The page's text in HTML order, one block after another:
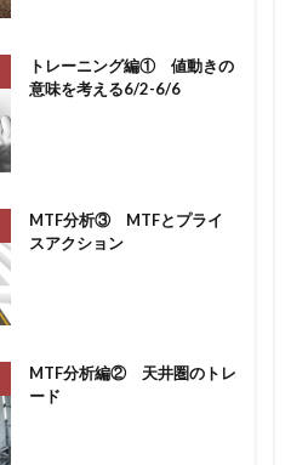
トレーニング編① 値動きの
意味を考える6/2-6/6
MTF分析③ MTFとプライ
スアクション
MTF分析編② 天井圏のトレ
ード